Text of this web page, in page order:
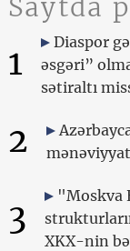
Saytda
1
Diaspor
əsgəri”
sətiraltı
2
3
"Moskva
XKX-nin